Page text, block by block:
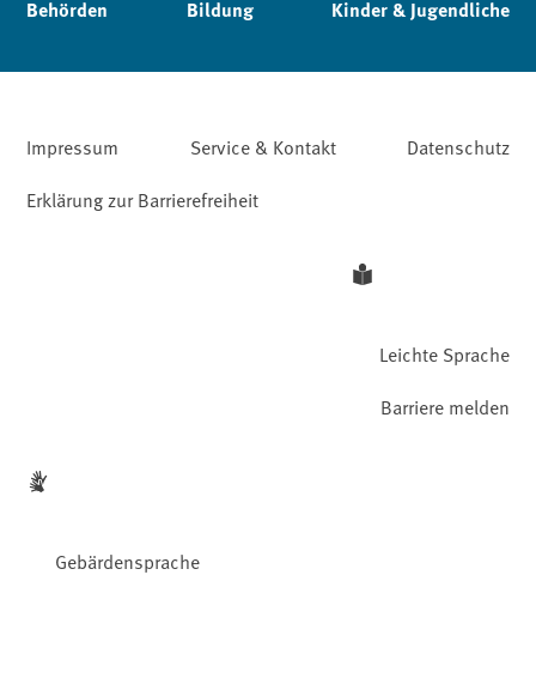
Behörden Bildung Kinder & Jugendliche
Impressum Service & Kontakt
Datenschutz
Erklärung zur Barrierefreiheit
Leichte Sprache
Gebärdensprache
Barriere melden